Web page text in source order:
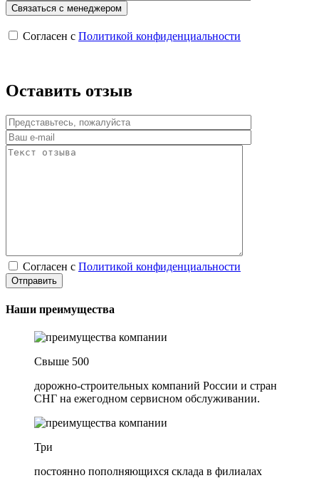
Согласен с Политикой конфиденциальности
Оставить отзыв
Согласен с Политикой конфиденциальности
Наши преимущества
Свыше 500
дорожно-строительных компаний России и стран
СНГ на ежегодном сервисном обслуживании.
Три
постоянно пополняющихся склада в филиалах